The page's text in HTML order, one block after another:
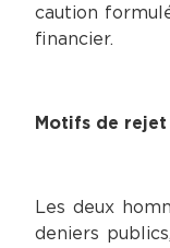
caution
financier.
Motifs de rejet
Les deux
deniers